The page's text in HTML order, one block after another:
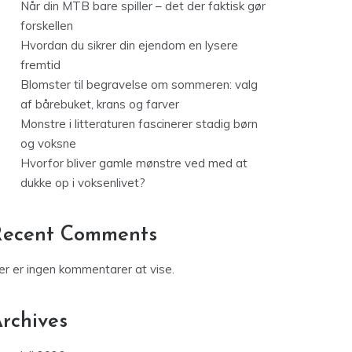
Når din MTB bare spiller – det der faktisk gør
forskellen
Hvordan du sikrer din ejendom en lysere
fremtid
Blomster til begravelse om sommeren: valg
af bårebuket, krans og farver
Monstre i litteraturen fascinerer stadig børn
og voksne
Hvorfor bliver gamle mønstre ved med at
dukke op i voksenlivet?
Comments
er ingen kommentarer at vise.